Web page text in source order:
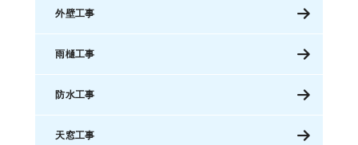
外壁工事
雨樋工事
防水工事
天窓工事